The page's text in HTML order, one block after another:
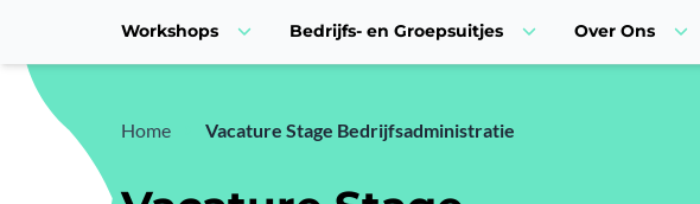
Workshops Bedrijfs- en Groepsuitjes Over Ons
Home Vacature Stage Bedrijfsadministratie